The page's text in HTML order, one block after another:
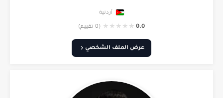
أردنية
0.0
★
★
★
★
★ (0 تقييم)
عرض الملف الشخصي